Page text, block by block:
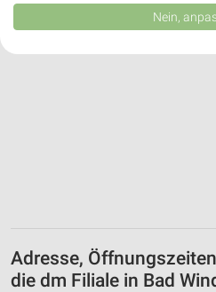
Adresse,
die dm Filiale in Bad
Daten können außerhalb der
USA gesendet werden.
Website/App.
Erstellung von Profilen für
Werbung
Nein,